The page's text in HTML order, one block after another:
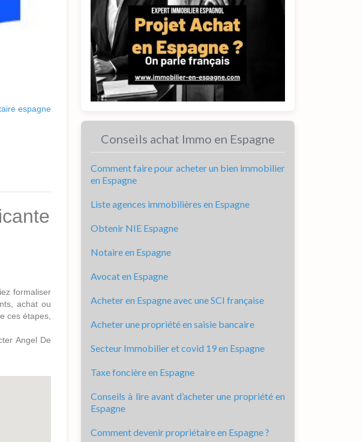
espagne
formaliser
achat ou
ces étapes,
Angel De
Conseils achat Immo en Espagne
Comment faire pour acheter un bien immobilier
en Espagne
Liste agences immobilières en Espagne
Obtenir NIE Espagne
Notaire en Espagne
Avocat en Espagne
Acheter en Espagne avec une SCI française
Acheter une propriété en saisie bancaire
Secteur Immobilier et covid 19 en Espagne
Taxe foncière en Espagne
Conseils à lire avant d’acheter une propriété en
Espagne
Comment devenir propriétaire en Espagne ?